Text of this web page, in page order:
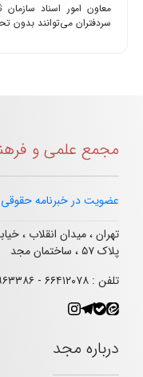
معاون امور اسناد
سردفتران می‌توانند بدون
مجمع علمی و
عضویت در خبرنامه
تهران ، میدان انقلاب ،
پلاک ۵۷ ، ساختمان مجد
تلفن : ۶۶۴۱۲۰۷۸ - ۶۶۹۶۳۳۸۶ - ۰۲۱۶۶۴۹۵۰۳۴
درباره مجد